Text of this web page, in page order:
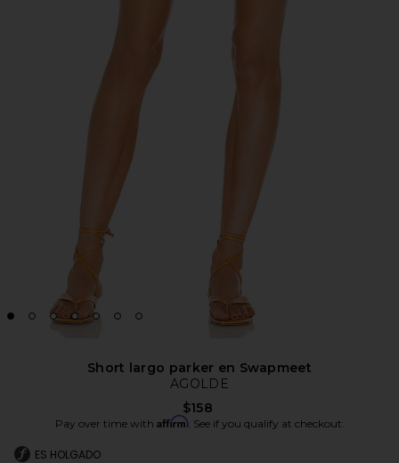
Short largo parker en Swapmeet
AGOLDE
$158
Pay over time with Affirm. See if you qualify at checkout.
ES HOLGADO